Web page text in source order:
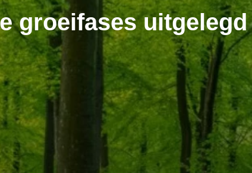
groeifases uitgelegd